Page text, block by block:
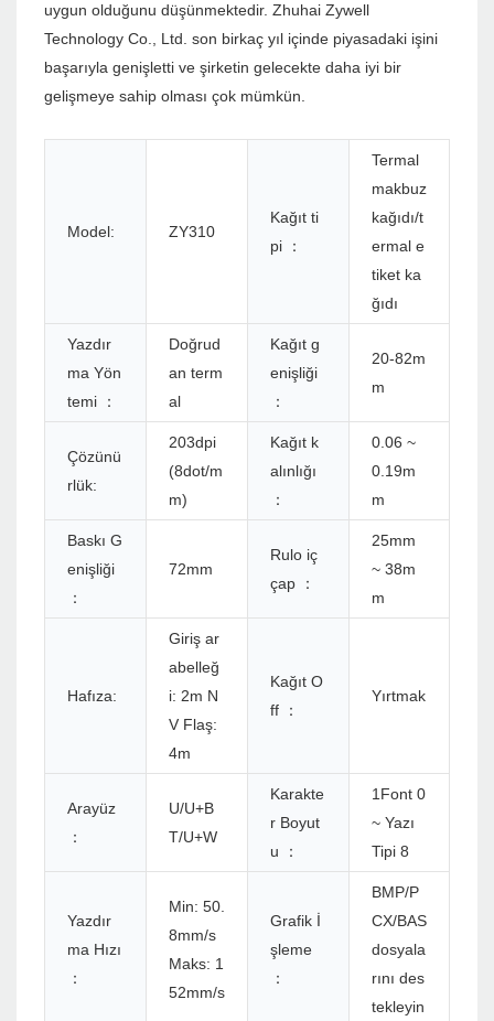
uygun olduğunu düşünmektedir. Zhuhai Zywell
Technology Co., Ltd. son birkaç yıl içinde piyasadaki işini
başarıyla genişletti ve şirketin gelecekte daha iyi bir
gelişmeye sahip olması çok mümkün.
Model: ZY310
Kağıt ti
pi ：
Termal
makbuz
kağıdı/t
ermal e
tiket ka
ğıdı
Yazdır
ma Yön
temi ：
Doğrud
an term
al
Kağıt g
enişliği
：
20-82m
m
Çözünü
rlük:
203dpi
(8dot/m
m)
Kağıt k
alınlığı
：
0.06 ~
0.19m
m
Baskı G
enişliği
：
72mm
Rulo iç
çap ：
25mm
~ 38m
m
Hafıza:
Giriş ar
abelleğ
i: 2m N
V Flaş:
4m
Kağıt O
ff ：
Yırtmak
Arayüz
：
U/U+B
T/U+W
Karakte
r Boyut
u ：
1Font 0
~ Yazı
Tipi 8
Yazdır
ma Hızı
：
Min: 50.
8mm/s
Maks: 1
52mm/s
Grafik İ
şleme
：
BMP/P
CX/BAS
dosyala
rını des
tekleyin